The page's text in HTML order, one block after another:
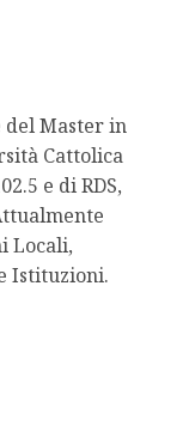
del Master in
Cattolica
e di RDS,
Locali,
Istituzioni.